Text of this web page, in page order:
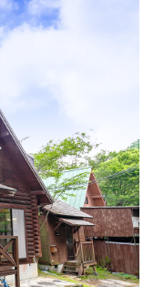
見る
１ マップで見る
シャポービル 2階
で見る